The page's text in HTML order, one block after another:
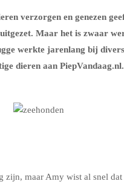
verzorgen en genezen
Maar het is zwaar
werkte jarenlang bij
dieren aan PiepVandaag.nl.
zijn, maar Amy wist al snel